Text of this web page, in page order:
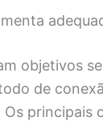
objetivos
de
principais